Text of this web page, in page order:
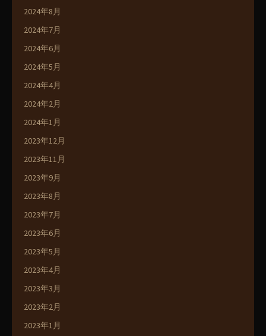
2024年8月
2024年7月
2024年6月
2024年5月
2024年4月
2024年2月
2024年1月
2023年12月
2023年11月
2023年9月
2023年8月
2023年7月
2023年6月
2023年5月
2023年4月
2023年3月
2023年2月
2023年1月